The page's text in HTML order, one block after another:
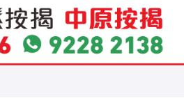
新界
大型單位領先指數
中小型單位領先指數